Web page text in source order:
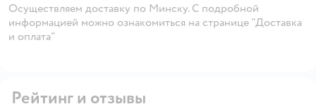
Осуществляем доставку по Минску. С подробной
информацией можно ознакомиться на странице "Доставка
и оплата"
Рейтинг и отзывы